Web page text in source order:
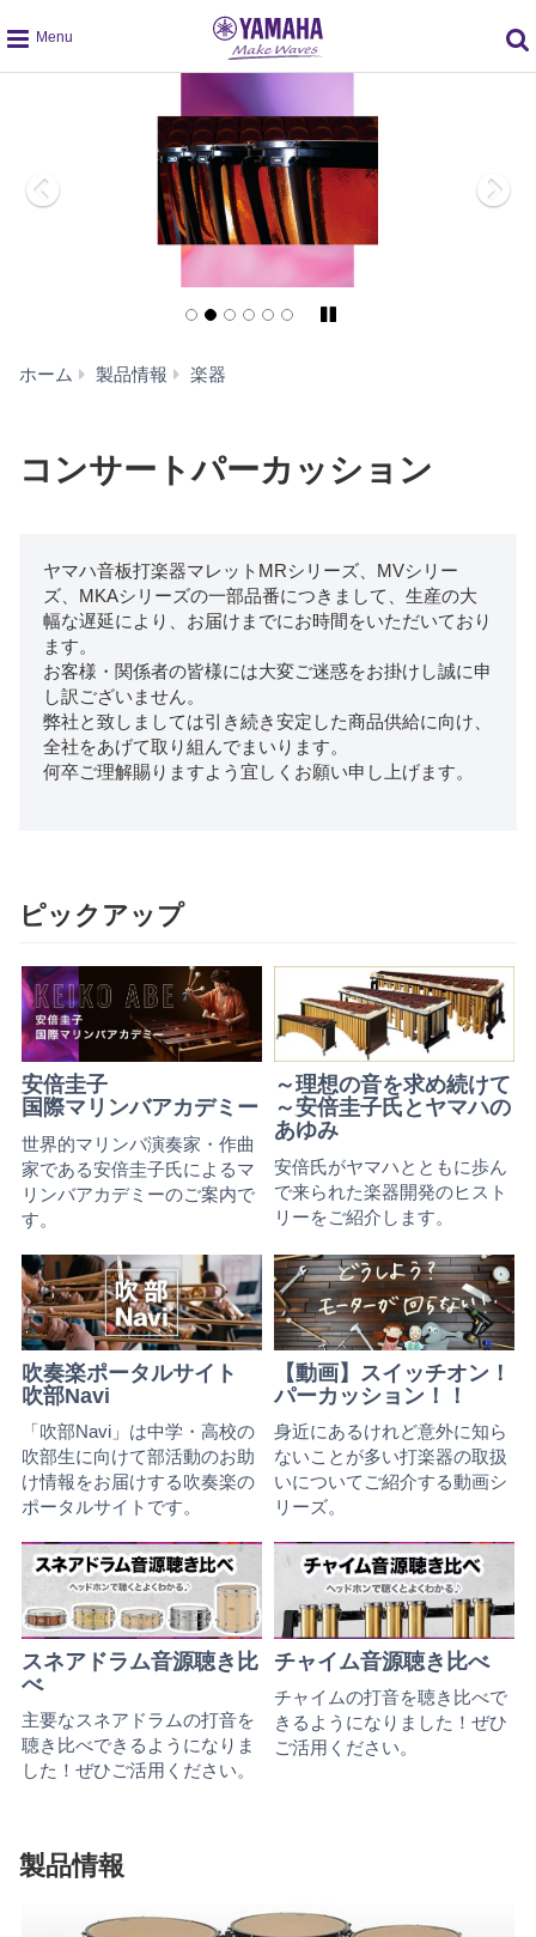
global
Pause/Play
ホーム 製品情報 楽器
ト
ッ
シ
ョ
コンサートパーカッション
ヤマハ音板打楽器マレットMRシリーズ、MVシリー
ズ、MKAシリーズの一部品番につきまして、 生産の大
幅な遅延により、お届けまでにお時間をいただいており
ます。
お客様・関係者の皆様には大変ご迷惑をお掛けし誠に申
し訳ございません。
弊社と致しましては引き続き安定した商品供給に向け、
全社をあげて取り組んでまいります。
何卒ご理解賜りますよう宜しくお願い申し上げます。
ピックアップ
安倍圭子
国際マリンバアカデミー
世界的マリンバ演奏家・作曲
家である安倍圭子氏によるマ
リンバアカデミーのご案内で
す。
～理想の音を求め続けて
～安倍圭子氏とヤマハの
あゆみ
安倍氏がヤマハとともに歩ん
で来られた楽器開発のヒスト
リーをご紹介します。
吹奏楽ポータルサイト
吹部Navi
「吹部Navi」は中学・高校の
吹部生に向けて部活動のお助
け情報をお届けする吹奏楽の
ポータルサイトです。
【動画】スイッチオン！
パーカッション！！
身近にあるけれど意外に知ら
ないことが多い打楽器の取扱
いについてご紹介する動画シ
リーズ。
スネアドラム音源聴き比
べ
主要なスネアドラムの打音を
聴き比べできるようになりま
した！ぜひご活用ください。
チャイム音源聴き比べ
チャイムの打音を聴き比べで
きるようになりました！ぜひ
ご活用ください。
製品情報